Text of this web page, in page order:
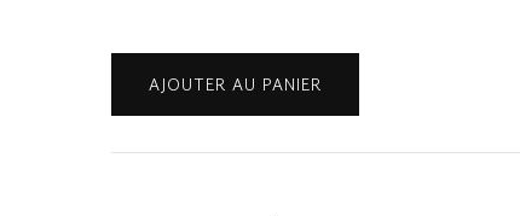
quantité
de
Boucles
AJOUTER AU PANIER